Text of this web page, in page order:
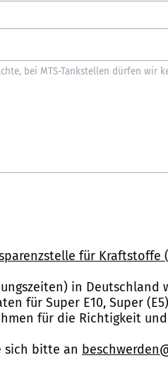
für Kraftstoffe
in
für Super E10, Super
für die Richtigkeit
sich bitte an